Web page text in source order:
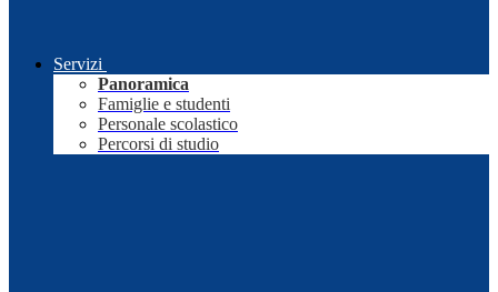
Servizi
Panoramica
Famiglie e studenti
Personale scolastico
Percorsi di studio